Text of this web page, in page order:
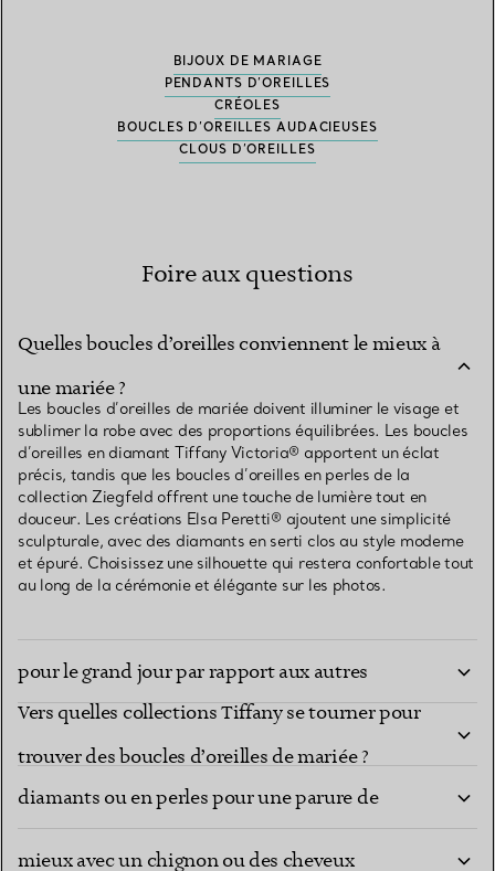
BIJOUX DE MARIAGE
PENDANTS D’OREILLES
CRÉOLES
BOUCLES D’OREILLES AUDACIEUSES
CLOUS D’OREILLES
Foire aux questions
Quelles boucles d’oreilles conviennent le mieux à
une mariée ?
Les boucles d’oreilles de mariée doivent illuminer le visage et
sublimer la robe avec des proportions équilibrées. Les boucles
d’oreilles en diamant Tiffany Victoria® apportent un éclat
précis, tandis que les boucles d’oreilles en perles de la
collection Ziegfeld offrent une touche de lumière tout en
douceur. Les créations Elsa Peretti® ajoutent une simplicité
sculpturale, avec des diamants en serti clos au style moderne
et épuré. Choisissez une silhouette qui restera confortable tout
au long de la cérémonie et élégante sur les photos.
pour le grand jour par rapport aux autres
festivités nuptiales ?
Vers quelles collections Tiffany se tourner pour
trouver des boucles d’oreilles de mariée ?
Faut-il privilégier des boucles d’oreilles en
diamants ou en perles pour une parure de
Quelles boucles d’oreilles de mariée se marient le
mieux avec un chignon ou des cheveux